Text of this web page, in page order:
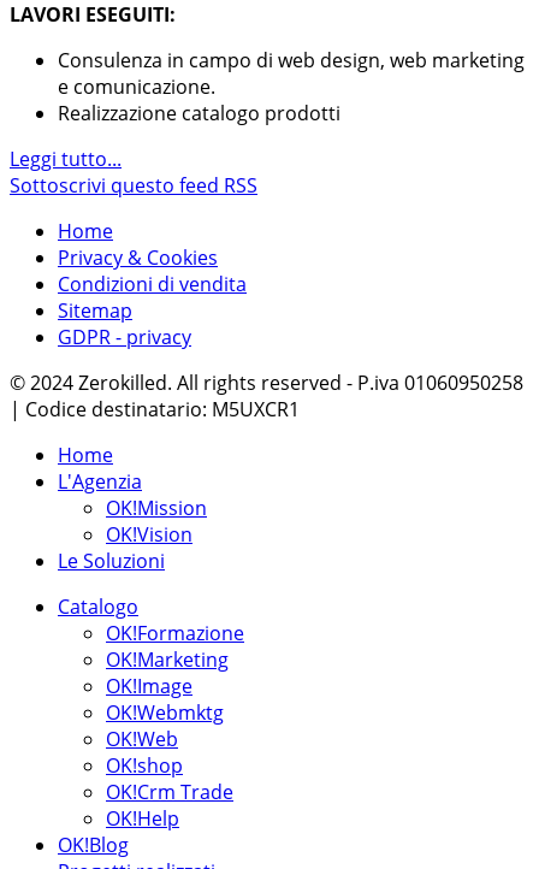
LAVORI ESEGUITI:
Consulenza in campo di web design, web marketing
e comunicazione.
Realizzazione catalogo prodotti
Leggi tutto...
Sottoscrivi questo feed RSS
Home
Privacy & Cookies
Condizioni di vendita
Sitemap
GDPR - privacy
© 2024 Zerokilled. All rights reserved - P.iva 01060950258
| Codice destinatario: M5UXCR1
Home
L'Agenzia
OK!Mission
OK!Vision
Le Soluzioni
Catalogo
OK!Formazione
OK!Marketing
OK!Image
OK!Webmktg
OK!Web
OK!shop
OK!Crm Trade
OK!Help
OK!Blog